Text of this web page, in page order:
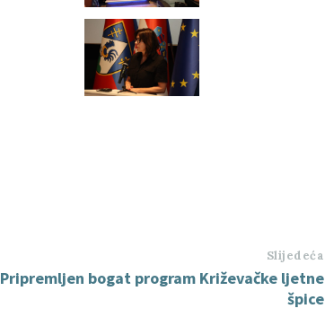
Slijedeća
Pripremljen bogat program Križevačke ljetne
špice